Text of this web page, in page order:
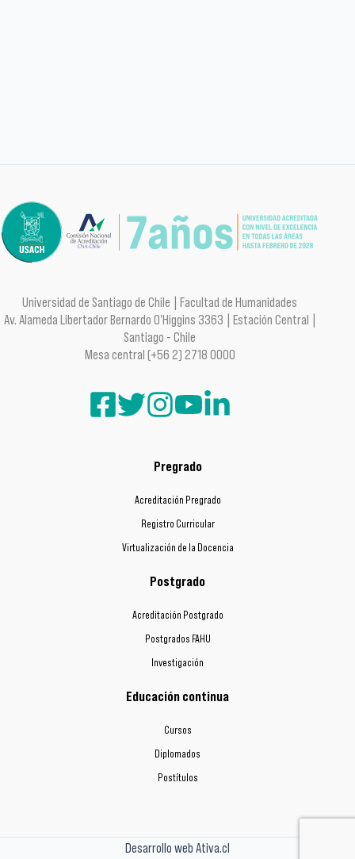
Universidad de Santiago de Chile | Facultad de Humanidades
Av. Alameda Libertador Bernardo O'Higgins 3363 | Estación Central |
Santiago - Chile
Mesa central (+56 2) 2718 0000
Pregrado
Acreditación Pregrado
Registro Curricular
Virtualización de la Docencia
Postgrado
Acreditación Postgrado
Postgrados FAHU
Investigación
Educación continua
Cursos
Diplomados
Postítulos
Desarrollo web Ativa.cl